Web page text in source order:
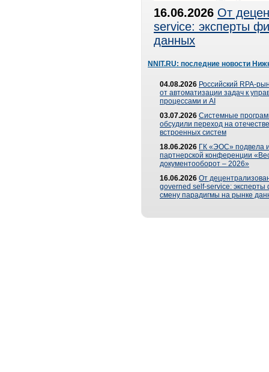
16.06.2026 От
service: эксперты
данных
NNIT.RU: последние новости
04.08.2026 Российский RPA-
от автоматизации задач к
процессами и AI
03.07.2026 Системные
обсудили переход на
встроенных систем
18.06.2026 ГК «ЭОС» подвела
партнерской конференции
документооборот – 2026»
16.06.2026 От
governed self-service: эксперты
смену парадигмы на рынке